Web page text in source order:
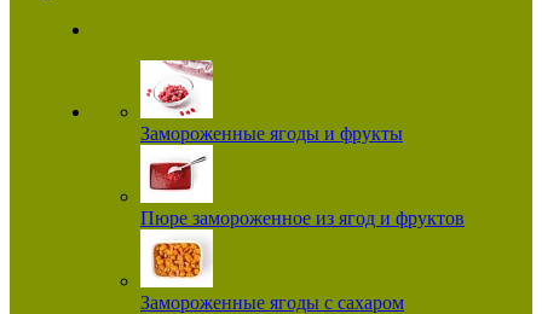
Замороженные ягоды и фрукты
Пюре замороженное из ягод и фруктов
Замороженные ягоды с сахаром